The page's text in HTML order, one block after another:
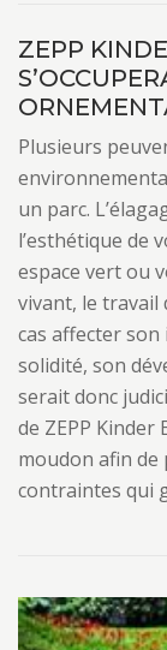
ZEPP
Plusieurs
un parc.
l’esthétique de
espace vert ou
vivant, le travail
cas affecter
solidité, son
serait donc
de ZEPP Kinder
moudon afin de
contraintes qui